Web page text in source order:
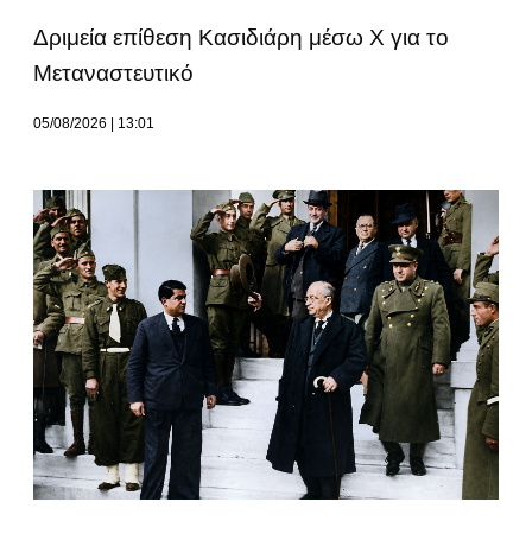
Δριμεία επίθεση Κασιδιάρη μέσω Χ για το
Μεταναστευτικό
05/08/2026 13:01